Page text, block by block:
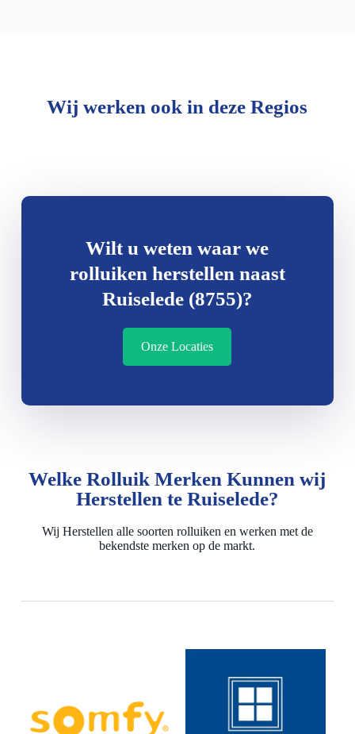
Wij werken ook in deze Regios
Wilt u weten waar we
rolluiken herstellen naast
Ruiselede (8755)?
Onze Locaties
Welke Rolluik Merken Kunnen wij
Herstellen te Ruiselede?
Wij Herstellen alle soorten rolluiken en werken met de
bekendste merken op de markt.